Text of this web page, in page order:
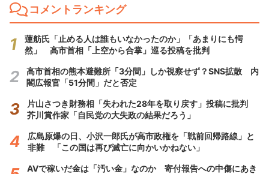
コメントランキング
蓮舫氏「止める人は誰もいなかったのか」「あまりにも愕
然」 高市首相「上空から合掌」巡る投稿を批判
高市首相の熊本避難所「3分間」しか視察せず？SNS拡散 内
閣広報官「51分間」だと否定
片山さつき財務相「失われた28年を取り戻す」投稿に批判
芥川賞作家「自民党の大失政の結果だろう」
広島原爆の日、小沢一郎氏が高市政権を「戦前回帰路線」と
非難 「この国は再び滅亡に向かいかねない」
AVで稼いだ金は「汚い金」なのか 寄付報告への中傷にあき